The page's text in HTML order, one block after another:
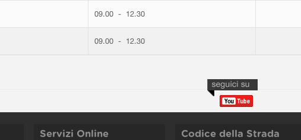
09.00 - 12.30
09.00 - 12.30
Servizi Online Codice della Strada